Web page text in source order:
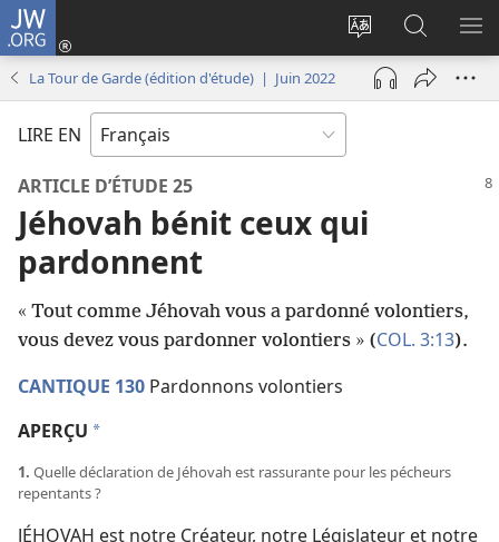
JW.ORG
Changer
langue
Se
connecter
(ouvre
nouvelle
sur
JW.ORG
La Tour de Garde (édition d'étude) | Juin 2022
LIRE EN
ARTICLE D’ÉTUDE 25
Jéhovah bénit ceux qui
pardonnent
« Tout comme Jéhovah vous a pardonné volontiers,
vous devez vous pardonner volontiers » (COL. 3:13).
CANTIQUE 130 Pardonnons volontiers
APERÇU a
1. Quelle déclaration de Jéhovah est rassurante pour les pécheurs
repentants ?
JÉHOVAH est notre Créateur, notre Législateur et notre